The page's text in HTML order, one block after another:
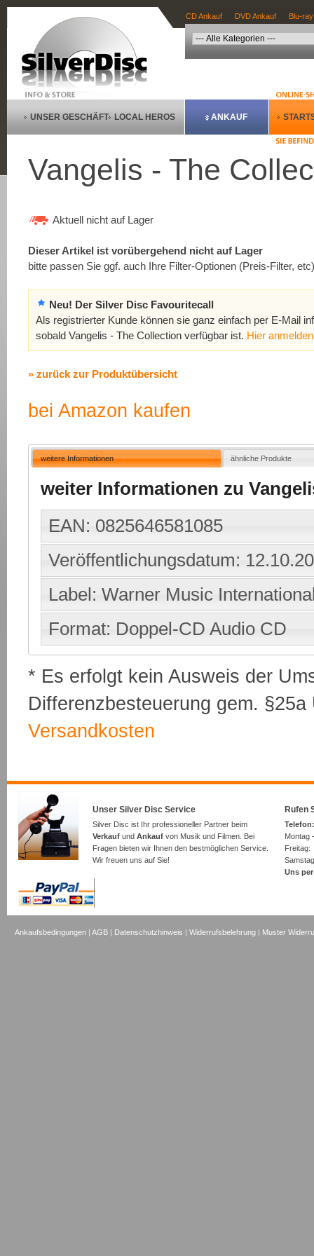
CD Ankauf DVD Ankauf Blu-
UNSER GESCHÄFT LOCAL HEROS ANKAUF
Vangelis - The
Aktuell nicht auf Lager
Dieser Artikel ist vorübergehend nicht auf Lager
bitte passen Sie ggf. auch Ihre Filter-Optionen (Preis-Filter,
Neu! Der Silver Disc Favouritecall
Als registrierter Kunde können sie ganz einfach per E-Mail
sobald Vangelis - The Collection verfügbar ist. Hier anmelden
» zurück zur Produktübersicht
bei Amazon kaufen
weitere Informationen ähnliche Produkte
weiter Informationen zu
EAN: 0825646581085
Veröffentlichungsdatum:
Label: Warner Music
Format: Doppel-CD Audio CD
* Es erfolgt kein Ausweis der
Differenzbesteuerung gem.
Versandkosten
Unser Silver Disc Service
Silver Disc ist Ihr professioneller Partner beim
Verkauf und Ankauf von Musik und Filmen. Bei
Fragen bieten wir Ihnen den bestmöglichen Service.
Wir freuen uns auf Sie!
Rufen
Montag
Uns
Ankaufsbedingungen |AGB | Datenschutzhinweis |Widerrufsbelehrung | Muster